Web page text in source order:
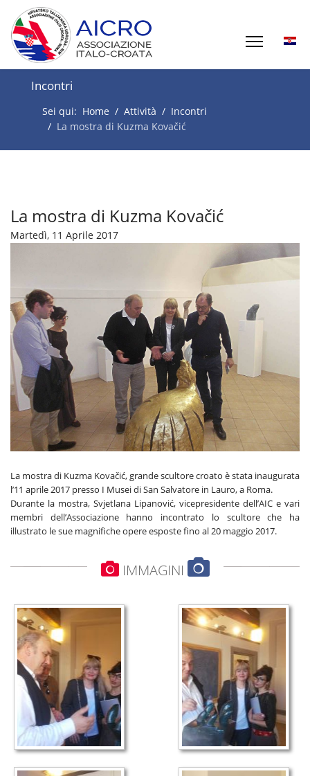
Incontri
Sei qui: Home Attività
Incontri
La mostra di Kuzma Kovačić
La mostra di Kuzma Kovačić
Martedì, 11 Aprile 2017
La mostra di Kuzma Kovačić, grande scultore croato è stata inaugurata
l’11 aprile 2017 presso I Musei di San Salvatore in Lauro, a Roma.
Durante la mostra, Svjetlana Lipanović, vicepresidente dell’AIC e vari
membri dell’Associazione hanno incontrato lo scultore che ha
illustrato le sue magnifiche opere esposte fino al 20 maggio 2017.
IMMAGINI